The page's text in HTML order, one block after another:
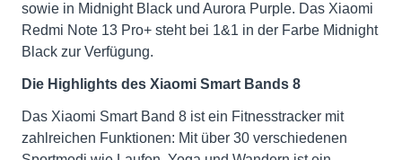
sowie in Midnight Black und Aurora Purple. Das Xiaomi
Redmi Note 13 Pro+ steht bei 1&1 in der Farbe Midnight
Black zur Verfügung.
Die Highlights des Xiaomi Smart Bands 8
Das Xiaomi Smart Band 8 ist ein Fitnesstracker mit
zahlreichen Funktionen: Mit über 30 verschiedenen